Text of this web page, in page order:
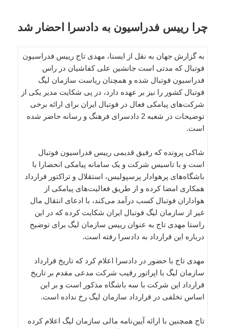
چرا رییس فدراسیون به دادسرا احضار شد
به گزارش جهان به نقل از ایسنا، مهدی تاج رییس فدراسیون
فوتبال که مدتی است جانشین علی کفاشیان در راس
فدراسیون فوتبال شده و همچنان ریاست سازمان لیگ
فوتبال کشور را نیز بر عهده دارد، در پی شکایت مدیر یکی از
شرکت‌های پیامکی فعال در فوتبال ایران برای ارائه برخی
توضیحات در شعبه 2 دادسرای فرهنگ و رسانه حاضر شده
است.
شاکی پرونده که رفیق قدیمی رییس فدراسیون فوتبال
است و با تاسیس شرکت و یک سامانه پیامکی انحصارا با
باشگاه‌های پرهوادار پرسپولیس، استقلال و تراکتور قرارداد
همکاری امضا کرده و از طریق فعالیت‌های پیامکی از
هواداران فوتبال کسب درآمد می‌کند، با ادعای انتقال مال
غیر از سازمان لیگ فوتبال ایران شکایت کرده که در این
راستا مهدی تاج به عنوان رییس سازمان لیگ برای توضیح
درباره این قرارداد به دادسرا رفته است.
مهدی تاج با حضور در دادسرا اعلام کرد که تاریخ قرارداد
سازمان لیگ با اپراتور رقیب شرکت مدعی مقدم بر تاریخ
قرارداد این شرکت با سه باشگاه مذکور است و بر این
اساس تخلفی در قرارداد سازمان لیگ رخ نداده است.
تاج همچنین با ارائه آیین‌نامه مالی سازمان لیگ اعلام کرده